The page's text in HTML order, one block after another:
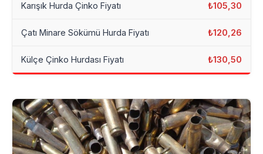
Karışık Hurda Çinko Fiyatı ₺105,30
Çatı Minare Sökümü Hurda Fiyatı ₺120,26
Külçe Çinko Hurdası Fiyatı ₺130,50